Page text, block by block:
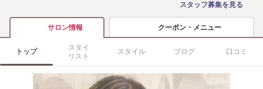
スタッフ募集を見る
サロン情報 クーポン・メニュー
トップ
スタイ
リスト
スタイル ブログ 口コミ